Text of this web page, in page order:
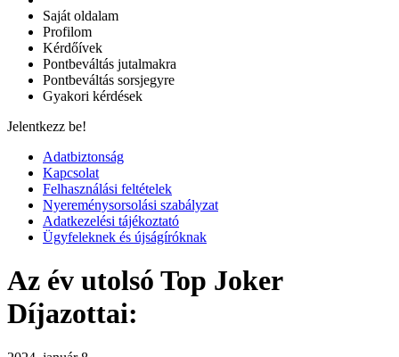
Saját oldalam
Profilom
Kérdőívek
Pontbeváltás jutalmakra
Pontbeváltás sorsjegyre
Gyakori kérdések
Jelentkezz be!
Adatbiztonság
Kapcsolat
Felhasználási feltételek
Nyereménysorsolási szabályzat
Adatkezelési tájékoztató
Ügyfeleknek és újságíróknak
Az év utolsó Top Joker
Díjazottai: